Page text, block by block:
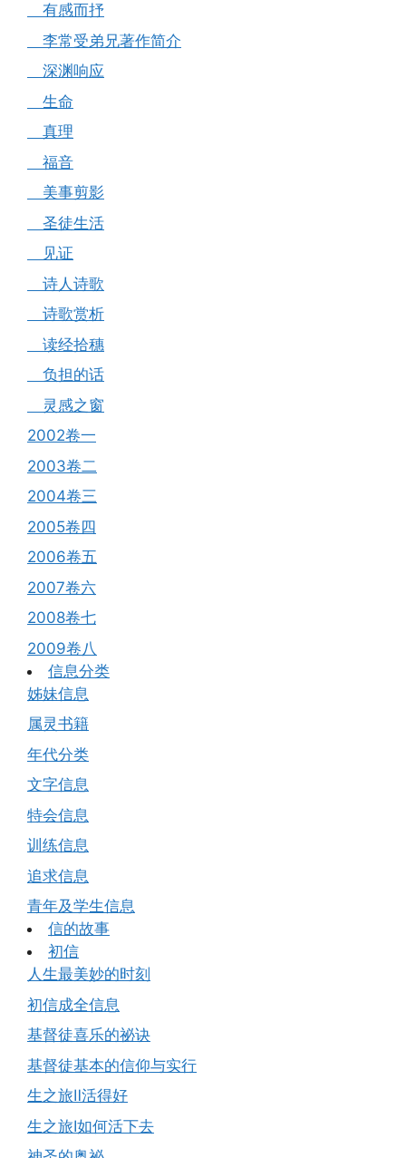
有感而抒
李常受弟兄著作简介
深渊响应
生命
真理
福音
美事剪影
圣徒生活
见证
诗人诗歌
诗歌赏析
读经拾穗
负担的话
灵感之窗
2002卷一
2003卷二
2004卷三
2005卷四
2006卷五
2007卷六
2008卷七
2009卷八
信息分类
姊妹信息
属灵书籍
年代分类
文字信息
特会信息
训练信息
追求信息
青年及学生信息
信的故事
初信
人生最美妙的时刻
初信成全信息
基督徒喜乐的祕诀
基督徒基本的信仰与实行
生之旅Ⅱ活得好
生之旅Ⅰ如何活下去